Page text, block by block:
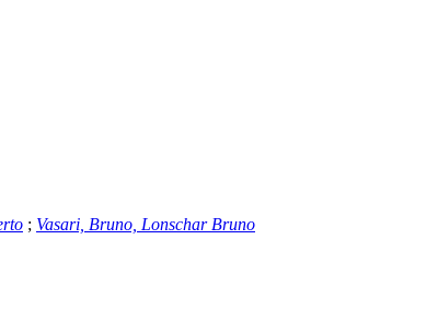
; Vasari, Bruno, Lonschar Bruno